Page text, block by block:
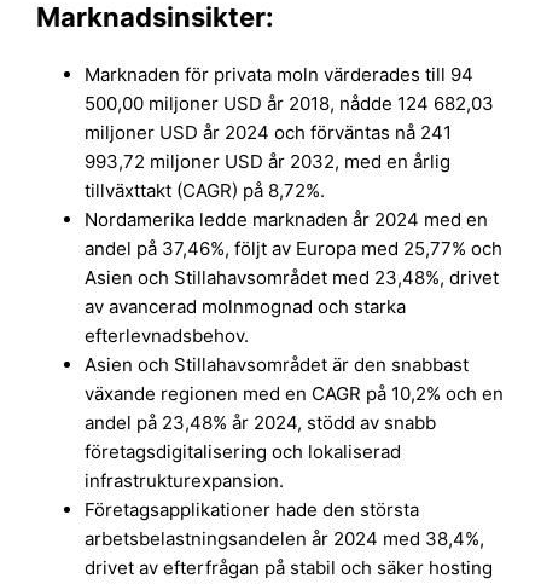
Marknadsinsikter:
Marknaden för privata moln värderades till 94
500,00 miljoner USD år 2018, nådde 124 682,03
miljoner USD år 2024 och förväntas nå 241
993,72 miljoner USD år 2032, med en årlig
tillväxttakt (CAGR) på 8,72%.
Nordamerika ledde marknaden år 2024 med en
andel på 37,46%, följt av Europa med 25,77% och
Asien och Stillahavsområdet med 23,48%, drivet
av avancerad molnmognad och starka
efterlevnadsbehov.
Asien och Stillahavsområdet är den snabbast
växande regionen med en CAGR på 10,2% och en
andel på 23,48% år 2024, stödd av snabb
företagsdigitalisering och lokaliserad
infrastrukturexpansion.
Företagsapplikationer hade den största
arbetsbelastningsandelen år 2024 med 38,4%,
drivet av efterfrågan på stabil och säker hosting